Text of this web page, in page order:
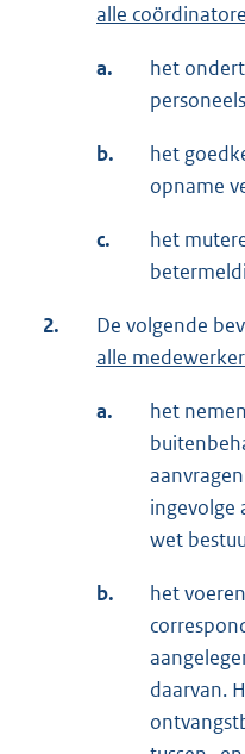
alle
a.
het
b.
het
opname
c.
het
2.
De volgende
alle
a.
het
ingevolge
wet
b.
het
daarvan.